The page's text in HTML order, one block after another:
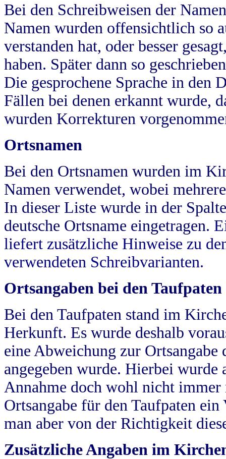
Bei den Schreibweisen der
Namen wurden offensichtlich so
verstanden hat, oder besser
haben. Später dann so
Die gesprochene Sprache in
Fällen bei denen erkannt wurde,
wurden Korrekturen
Ortsnamen
Bei den Ortsnamen wurden im
Namen verwendet, wobei
In dieser Liste wurde in der
deutsche Ortsname eingetragen.
liefert zusätzliche Hinweise zu
verwendeten Schreibvarianten.
Ortsangaben bei den Taufpaten
Bei den Taufpaten stand im
Herkunft. Es wurde deshalb
eine Abweichung zur
angegeben wurde. Hierbei wurde
Annahme doch wohl nicht
Ortsangabe für den Taufpaten
man aber von der Richtigkeit
Zusätzliche Angaben im